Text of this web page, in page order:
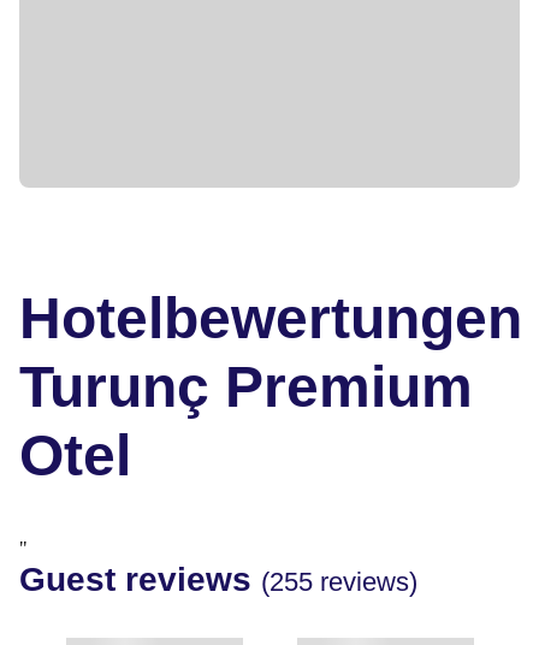
Hotelbewertungen
Turunç Premium
Otel
"
Guest reviews (255 reviews)